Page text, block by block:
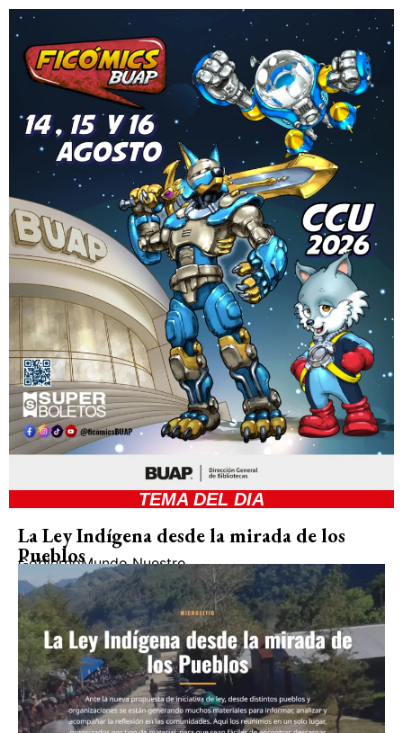
TEMA DEL DIA
La Ley Indígena desde la mirada de los
Pueblos
GobiernoMundo Nuestro